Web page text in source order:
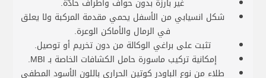
غير بارزة بدون حواف وأطراف حادّة.
شكل انسيابي من الأسفل يحمي مقدمة المركبة ولا يعلق
في الرمال والأماكن الوعرة.
تثبت على براغي الوكالة من دون تخريم أو توصيل.
إمكانية تركيب ماسورة حامل الكشافات الخاصة بـ MBI.
طلاء من نوع الباودر كوتين الحراري باللون الأسود المطفي